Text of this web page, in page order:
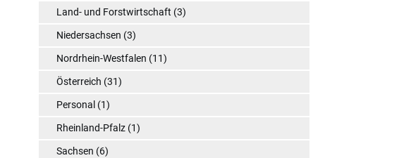
Land- und Forstwirtschaft (3)
Niedersachsen (3)
Nordrhein-Westfalen (11)
Österreich (31)
Personal (1)
Rheinland-Pfalz (1)
Sachsen (6)